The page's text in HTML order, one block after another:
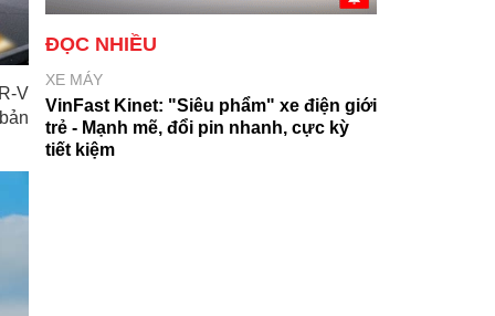
V
ĐỌC NHIỀU
XE MÁY
VinFast Kinet: "Siêu phẩm" xe điện giới
trẻ - Mạnh mẽ, đổi pin nhanh, cực kỳ
tiết kiệm